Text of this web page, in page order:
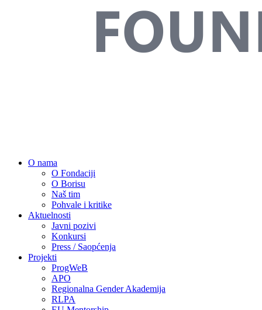
O nama
O Fondaciji
O Borisu
Naš tim
Pohvale i kritike
Aktuelnosti
Javni pozivi
Konkursi
Press / Saopćenja
Projekti
ProgWeB
APO
Regionalna Gender Akademija
RLPA